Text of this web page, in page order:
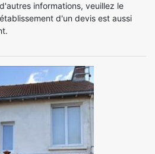
informations, veuillez le
d'un devis est aussi